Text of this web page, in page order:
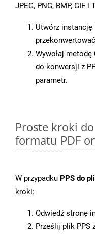
JPEG, PNG, BMP, GIF i
Utwórz instancję
Wywołaj metodę
do konwersji z
parametr.
Proste kroki
formatu PDF
W przypadku PPS do
kroki:
Odwiedź stronę
Prześlij plik PPS